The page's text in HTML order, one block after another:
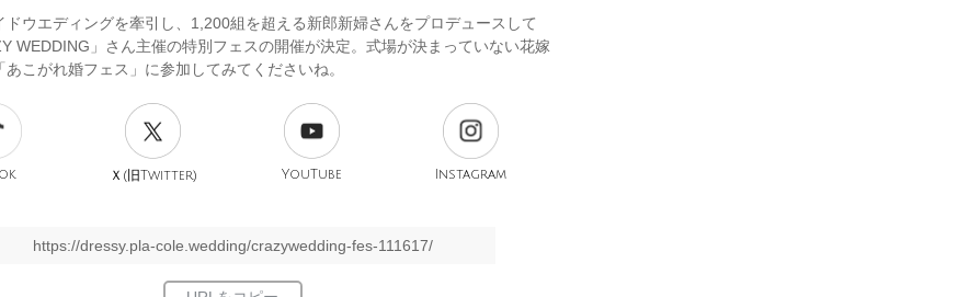
ドウエディングを牽引し、1,200組を超える新郎新婦さんをプロデュースして
WEDDING」さん主催の特別フェスの開催が決定。式場が決まっていない花嫁
あこがれ婚フェス」に参加してみてくださいね。
Ｘ(旧Twitter) YouTube Instagram
https://dressy.pla-cole.wedding/crazywedding-fes-111617/